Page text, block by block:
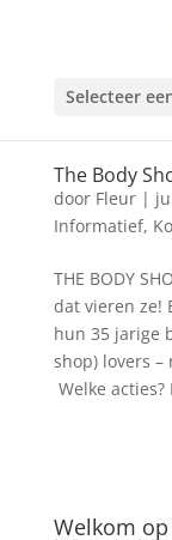
Selecteer
The Body
door Fleur|
Informatief,
THE BODY
dat vieren ze!
hun 35 jarige
shop) lovers
Welke
Welkom